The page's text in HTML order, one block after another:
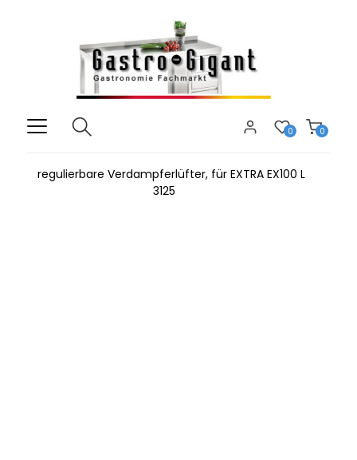
0
0
regulierbare Verdampferlüfter, für EXTRA EX100 L
3125